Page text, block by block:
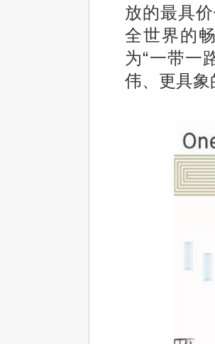
放的最具
全世界的
为“一带一
伟、更具